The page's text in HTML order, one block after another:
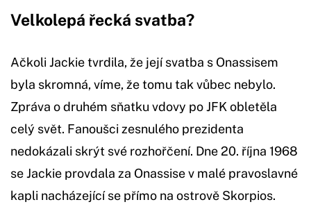
Velkolepá řecká svatba?
Ačkoli Jackie tvrdila, že její svatba s Onassisem
byla skromná, víme, že tomu tak vůbec nebylo.
Zpráva o druhém sňatku vdovy po JFK obletěla
celý svět. Fanoušci zesnulého prezidenta
nedokázali skrýt své rozhořčení. Dne 20. října 1968
se Jackie provdala za Onassise v malé pravoslavné
kapli nacházející se přímo na ostrově Skorpios.